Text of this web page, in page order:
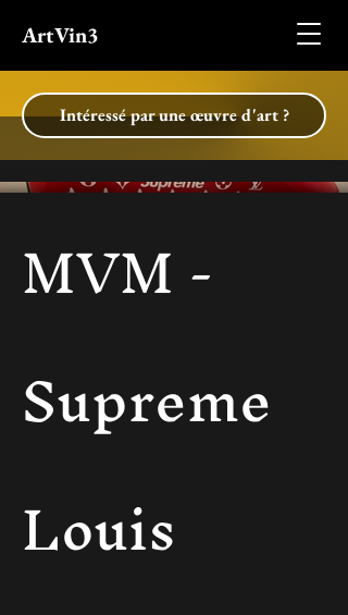
ArtVin3
Intéressé par une œuvre d'art ?
MVM -
Supreme
Louis